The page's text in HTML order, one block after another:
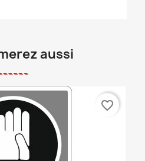
aussi
favorite_border